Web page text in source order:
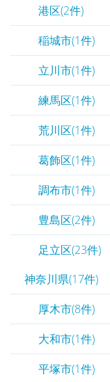
港区(2件)
稲城市(1件)
立川市(1件)
練馬区(1件)
荒川区(1件)
葛飾区(1件)
調布市(1件)
豊島区(2件)
足立区(23件)
神奈川県(17件)
厚木市(8件)
大和市(1件)
平塚市(1件)